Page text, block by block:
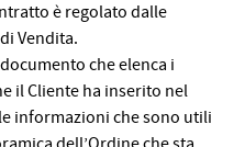
è regolato dalle
Vendita.
che elenca i
il Cliente ha inserito nel
informazioni che sono utili